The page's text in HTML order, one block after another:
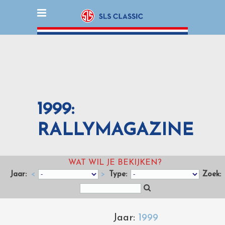
1999:
RALLYMAGAZINE
WAT WIL JE BEKIJKEN?
Jaar: < > Type: Zoek:
Jaar: 1999